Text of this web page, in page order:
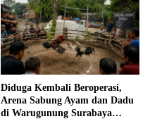
Diduga Kembali Beroperasi,
Arena Sabung Ayam dan Dadu
di Warugunung Surabaya